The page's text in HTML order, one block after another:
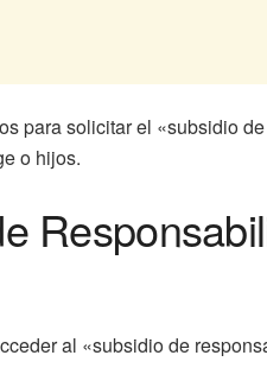
para solicitar el «subsidio
o hijos.
al «subsidio de